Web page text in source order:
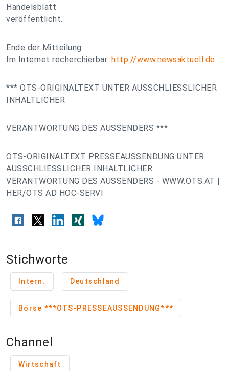
Handelsblatt
veröffentlicht.
Ende der Mitteilung
Im Internet recherchierbar: http://www.newsaktuell.de
*** OTS-ORIGINALTEXT UNTER AUSSCHLIESSLICHER
INHALTLICHER
VERANTWORTUNG DES AUSSENDERS ***
OTS-ORIGINALTEXT PRESSEAUSSENDUNG UNTER
AUSSCHLIESSLICHER INHALTLICHER
VERANTWORTUNG DES AUSSENDERS - WWW.OTS.AT |
HER/OTS AD HOC-SERVI
Stichworte
Intern. Deutschland
Börse ***OTS-PRESSEAUSSENDUNG***
Channel
Wirtschaft